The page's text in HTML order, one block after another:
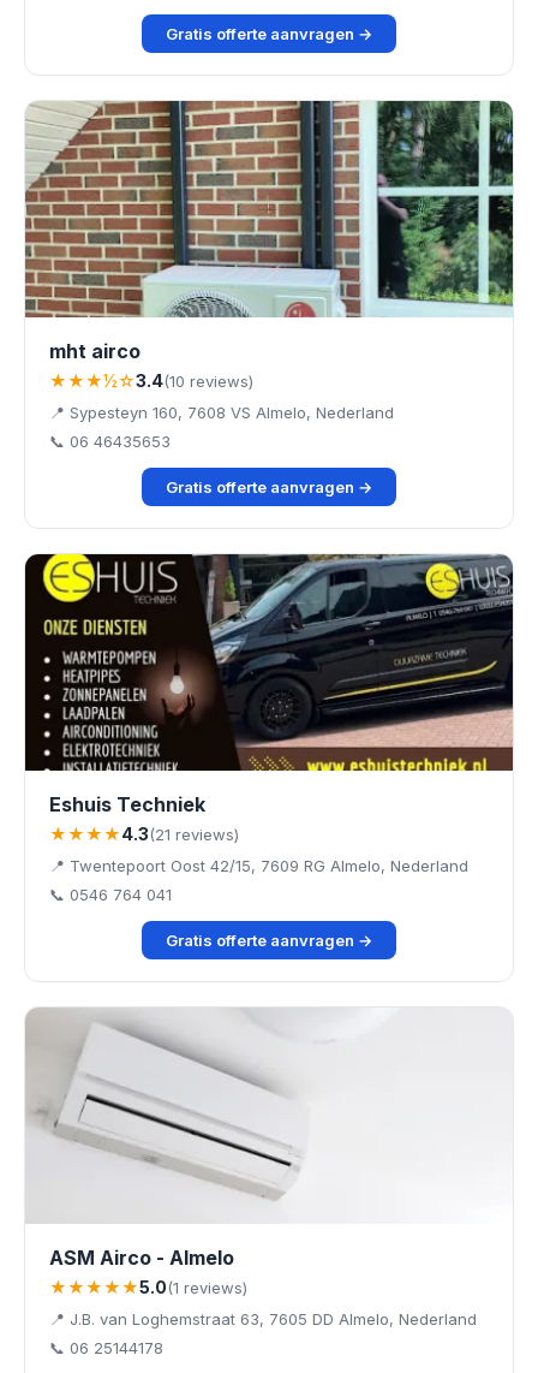
Gratis offerte aanvragen →
mht airco
★★★½☆3.4(10 reviews)
📍 Sypesteyn 160, 7608 VS Almelo, Nederland
📞 06 46435653
Gratis offerte aanvragen →
Eshuis Techniek
★★★★4.3(21 reviews)
📍 Twentepoort Oost 42/15, 7609 RG Almelo, Nederland
📞 0546 764 041
Gratis offerte aanvragen →
ASM Airco - Almelo
★★★★★5.0(1 reviews)
📍 J.B. van Loghemstraat 63, 7605 DD Almelo, Nederland
📞 06 25144178